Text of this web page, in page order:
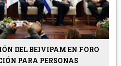
DEL BEIVIPAM EN FORO
PARA PERSONAS